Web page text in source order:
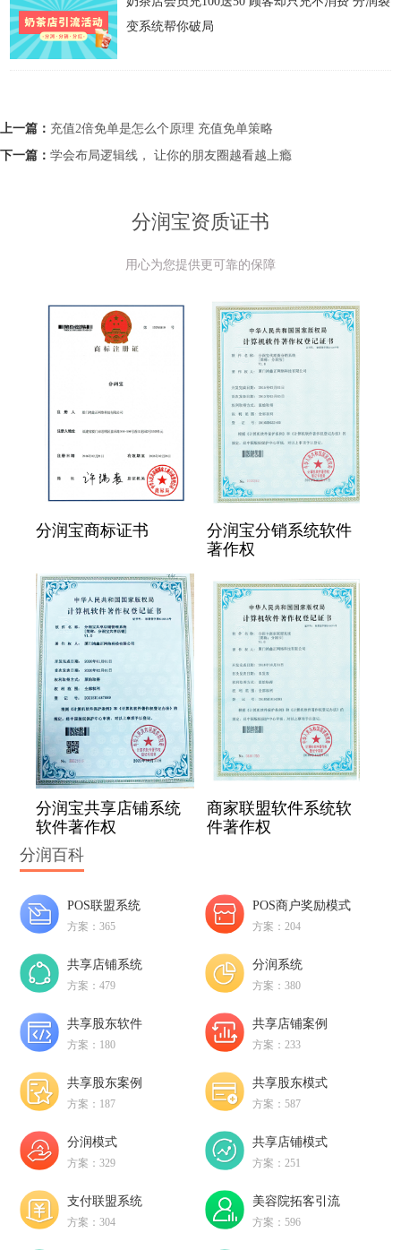
变系统帮你破局
上一篇： 充值2倍免单是怎么个原理 充值免单策略
下一篇： 学会布局逻辑线， 让你的朋友圈越看越上瘾
分润宝资质证书
用心为您提供更可靠的保障
分润宝商标证书
分润宝分销系统软件
著作权
分润宝共享店铺系统
软件著作权
商家联盟软件系统软
件著作权
分润百科
POS联盟系统
方案：365
POS商户奖励模式
方案：204
共享店铺系统
方案：479
分润系统
方案：380
共享股东软件
方案：180
共享店铺案例
方案：233
共享股东案例
方案：187
共享股东模式
方案：587
分润模式
方案：329
共享店铺模式
方案：251
支付联盟系统
方案：304
美容院拓客引流
方案：596